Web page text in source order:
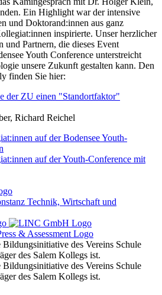
Ein Highlight war der intensive
und Doktorand:innen aus ganz
inspirierte. Unser herzlicher
und Partnern, die dieses Event
Youth Conference unterstreicht
unsere Zukunft gestalten kann. Den
finden Sie hier:
der ZU einen "Standortfaktor"
Richard Reichel
des Vereins Schule
des Salem Kollegs ist.
des Vereins Schule
des Salem Kollegs ist.